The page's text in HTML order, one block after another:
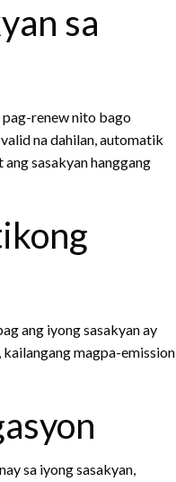
sa
pag-renew nito bago
na dahilan, automatik
sasakyan hanggang
ang iyong sasakyan ay
kailangang magpa-emission
sa iyong sasakyan,